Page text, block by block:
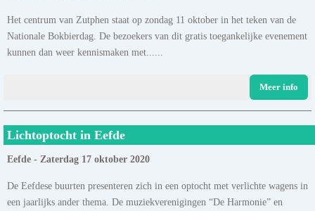
Het centrum van Zutphen staat op zondag 11 oktober in het teken van de
Nationale Bokbierdag. De bezoekers van dit gratis toegankelijke evenement
kunnen dan weer kennismaken met......
Meer info
Lichtoptocht in Eefde
Eefde - Zaterdag 17 oktober 2020
De Eefdese buurten presenteren zich in een optocht met verlichte wagens in
een jaarlijks ander thema. De muziekverenigingen “De Harmonie” en